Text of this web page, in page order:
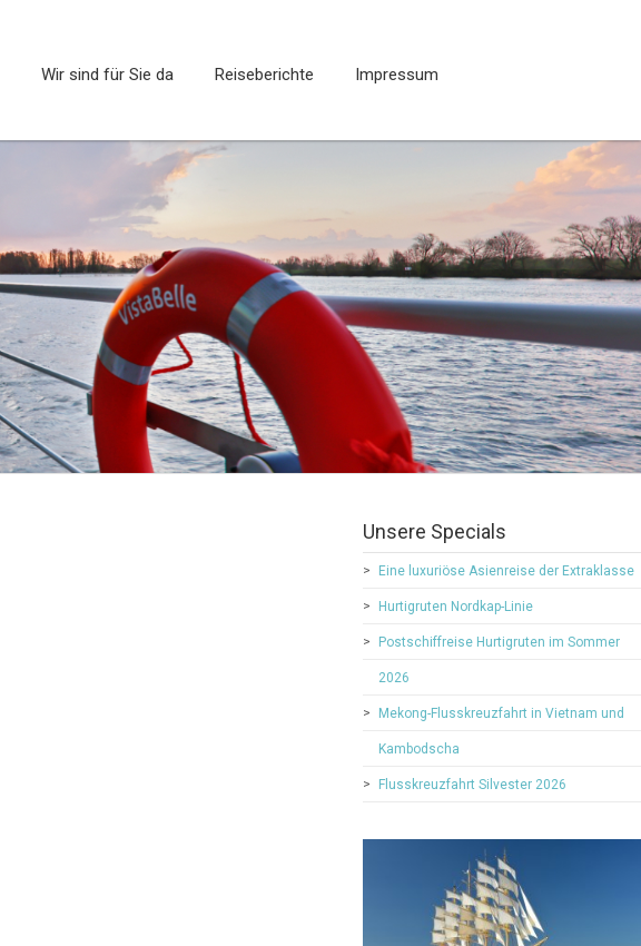
Wir sind für Sie da Reiseberichte Impressum
Unsere Specials
Eine luxuriöse Asienreise der Extraklasse
Hurtigruten Nordkap-Linie
Postschiffreise Hurtigruten im Sommer
2026
Mekong-Flusskreuzfahrt in Vietnam und
Kambodscha
Flusskreuzfahrt Silvester 2026